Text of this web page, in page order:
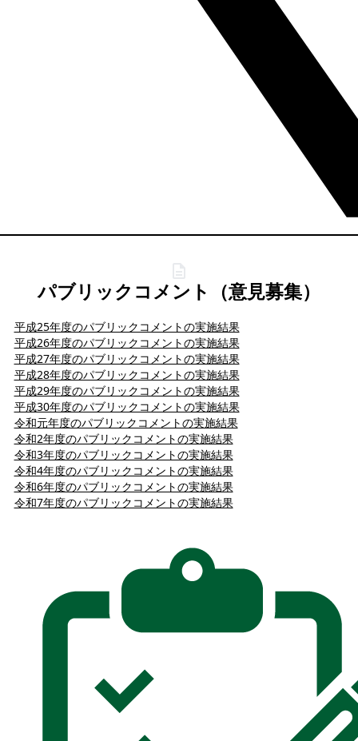
パブリックコメント（意見募集）
平成25年度のパブリックコメントの実施結果
平成26年度のパブリックコメントの実施結果
平成27年度のパブリックコメントの実施結果
平成28年度のパブリックコメントの実施結果
平成29年度のパブリックコメントの実施結果
平成30年度のパブリックコメントの実施結果
令和元年度のパブリックコメントの実施結果
令和2年度のパブリックコメントの実施結果
令和3年度のパブリックコメントの実施結果
令和4年度のパブリックコメントの実施結果
令和6年度のパブリックコメントの実施結果
令和7年度のパブリックコメントの実施結果